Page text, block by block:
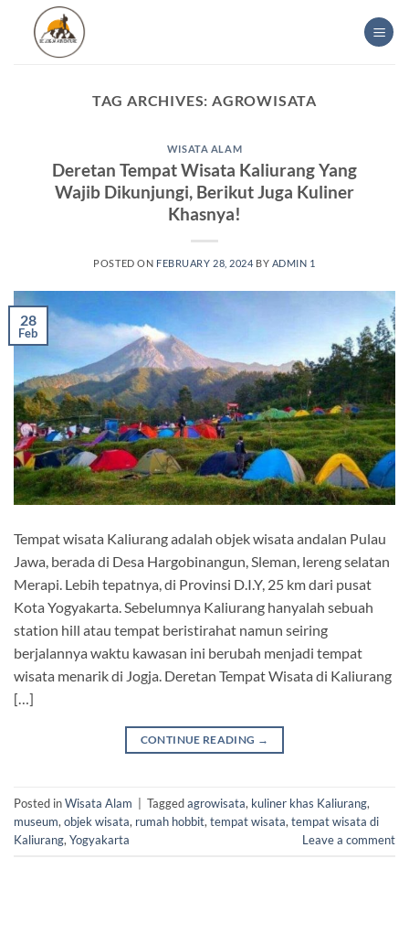
content
TAG ARCHIVES:AGROWISATA
WISATA ALAM
Deretan Tempat Wisata Kaliurang Yang
Wajib Dikunjungi, Berikut Juga Kuliner
Khasnya!
POSTED ON FEBRUARY 28, 2024 BY ADMIN 1
28
Feb
Tempat wisata Kaliurang adalah objek wisata andalan Pulau
Jawa, berada di Desa Hargobinangun, Sleman, lereng selatan
Merapi. Lebih tepatnya, di Provinsi D.I.Y, 25 km dari pusat
Kota Yogyakarta. Sebelumnya Kaliurang hanyalah sebuah
station hill atau tempat beristirahat namun seiring
berjalannya waktu kawasan ini berubah menjadi tempat
wisata menarik di Jogja. Deretan Tempat Wisata di Kaliurang
[…]
CONTINUE READING →
Posted inWisata Alam Taggedagrowisata, kuliner khas Kaliurang,
museum, objek wisata, rumah hobbit, tempat wisata, tempat wisata di
Kaliurang, Yogyakarta Leave a comment